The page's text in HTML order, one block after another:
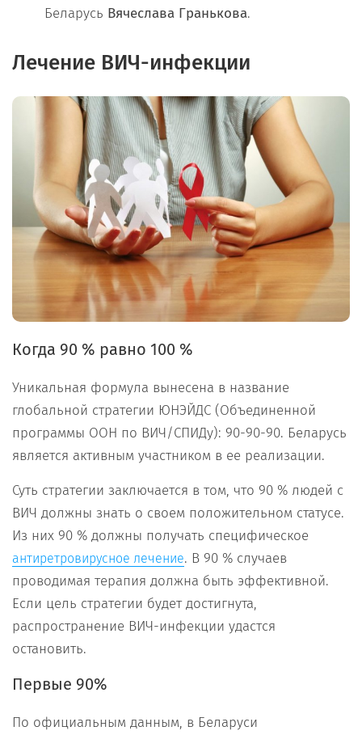
Беларусь Вячеслава Гранькова.
Лечение ВИЧ-инфекции
Когда 90 % равно 100 %
Уникальная формула вынесена в название
глобальной стратегии ЮНЭЙДС (Объединенной
программы ООН по ВИЧ/СПИДу): 90-90-90. Беларусь
является активным участником в ее реализации.
Суть стратегии заключается в том, что 90 % людей с
ВИЧ должны знать о своем положительном статусе.
Из них 90 % должны получать специфическое
антиретровирусное лечение. В 90 % случаев
проводимая терапия должна быть эффективной.
Если цель стратегии будет достигнута,
распространение ВИЧ-инфекции удастся
остановить.
Первые 90%
По официальным данным, в Беларуси